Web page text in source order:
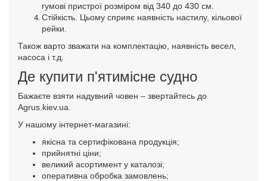
гумові пристрої розміром від 340 до 430 см.
Стійкість. Цьому сприяє наявність настилу, кільової
рейки.
Також варто зважати на комплектацію, наявність весел,
насоса і т.д.
Де купити п'ятимісне судно
Бажаєте взяти надувний човен – звертайтесь до
Agrus.kiev.ua.
У нашому інтернет-магазині:
якісна та сертифікована продукція;
прийнятні ціни;
великий асортимент у каталозі;
оперативна обробка замовлень;